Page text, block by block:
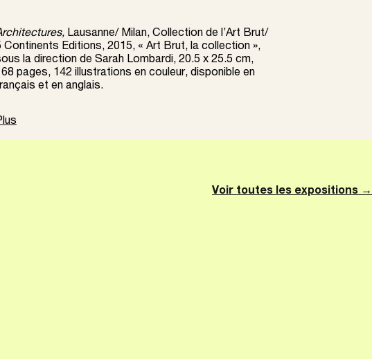
Lausanne/ Milan, Collection de l’Art Brut/
Continents Editions, 2015, « Art Brut, la collection »,
la direction de Sarah Lombardi, 20.5 x 25.5 cm,
pages, 142 illustrations en couleur, disponible en
et en anglais.
Voir toutes les expositions →